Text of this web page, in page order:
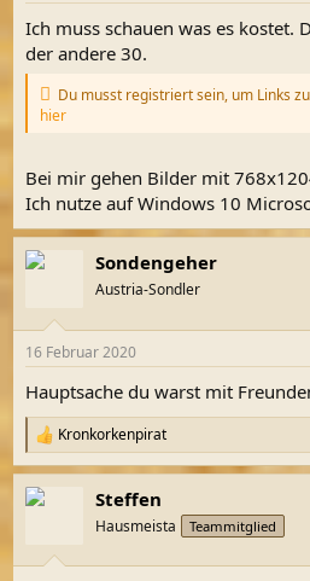
Ich muss schauen was es kostet.
der andere 30.
Du musst registriert sein, um Links
hier
Bei mir gehen Bilder mit
Ich nutze auf Windows 10
Sondengeher
Austria-Sondler
16 Februar 2020
Hauptsache du warst mit
R
e
a
k
Kronkorkenpirat
Steffen
Hausmeista Teammitglied